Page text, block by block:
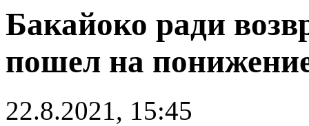
Бакайоко ради
пошел на
22.8.2021, 15:45